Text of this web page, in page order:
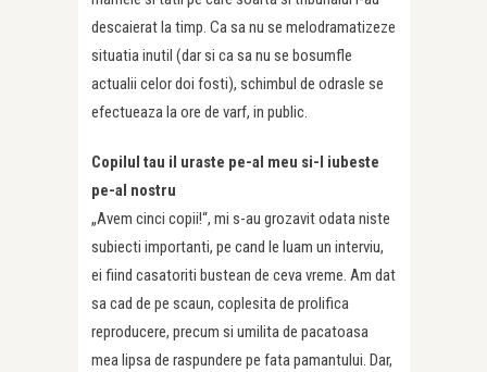
descaierat la timp. Ca sa nu se melodramatizeze
situatia inutil (dar si ca sa nu se bosumfle
actualii celor doi fosti), schimbul de odrasle se
efectueaza la ore de varf, in public.
Copilul tau il uraste pe-al meu si-l iubeste
pe-al nostru
„Avem cinci copii!“, mi s-au grozavit odata niste
subiecti importanti, pe cand le luam un interviu,
ei fiind casatoriti bustean de ceva vreme. Am dat
sa cad de pe scaun, coplesita de prolifica
reproducere, precum si umilita de pacatoasa
mea lipsa de raspundere pe fata pamantului. Dar,